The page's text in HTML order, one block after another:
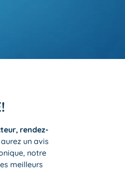
rendez-
un avis
notre
meilleurs